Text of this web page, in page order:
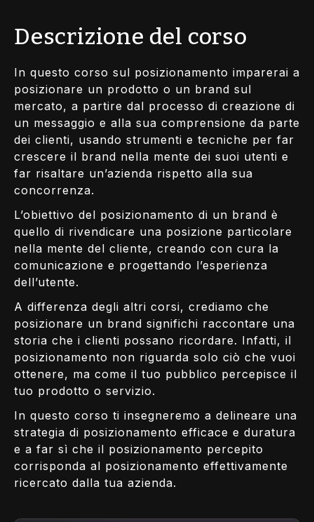
Descrizione del corso
In questo corso sul posizionamento imparerai a
posizionare un prodotto o un brand sul
mercato, a partire dal processo di creazione di
un messaggio e alla sua comprensione da parte
dei clienti, usando strumenti e tecniche per far
crescere il brand nella mente dei suoi utenti e
far risaltare un’azienda rispetto alla sua
concorrenza.
L’obiettivo del posizionamento di un brand è
quello di rivendicare una posizione particolare
nella mente del cliente, creando con cura la
comunicazione e progettando l’esperienza
dell’utente.
A differenza degli altri corsi, crediamo che
posizionare un brand significhi raccontare una
storia che i clienti possano ricordare. Infatti, il
posizionamento non riguarda solo ciò che vuoi
ottenere, ma come il tuo pubblico percepisce il
tuo prodotto o servizio.
In questo corso ti insegneremo a delineare una
strategia di posizionamento efficace e duratura
e a far sì che il posizionamento percepito
corrisponda al posizionamento effettivamente
ricercato dalla tua azienda.